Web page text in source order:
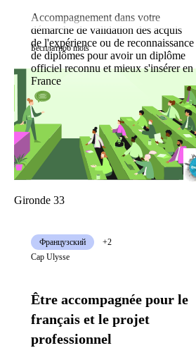
Accompagnement dans votre
démarche de validation des acquis
de l'expérience ou de reconnaissance
de diplômes pour avoir un diplôme
officiel reconnu et mieux s'insérer en
France
Бесплатно6 mois
Gironde 33
Être accompagnée pour le
français et le projet
professionnel
Французский
+2
Cap Ulysse